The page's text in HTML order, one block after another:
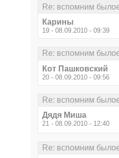
Re: вспомним
Карины
19 - 08.09.2010 - 09:39
Re: вспомним
Кот Пашковский
20 - 08.09.2010 - 09:56
Re: вспомним
Дядя Миша
21 - 08.09.2010 - 12:40
Re: вспомним